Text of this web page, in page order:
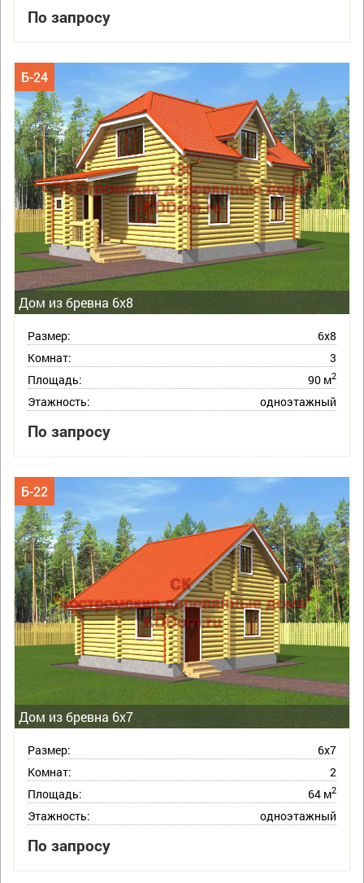
По запросу
Дом из бревна 6х8
Б-24
Размер:
6х8
Комнат:
3
Площадь:
90 м2
Этажность: одноэтажный
По запросу
Дом из бревна 6х7
Б-22
Размер:
6х7
Комнат:
2
Площадь:
64 м2
Этажность: одноэтажный
По запросу